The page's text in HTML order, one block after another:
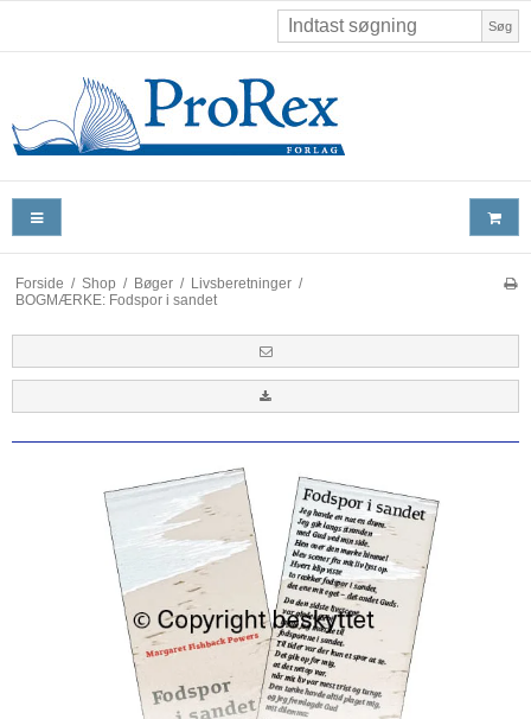
Søg
Forside / Shop / Bøger / Livsberetninger /
BOGMÆRKE: Fodspor i sandet